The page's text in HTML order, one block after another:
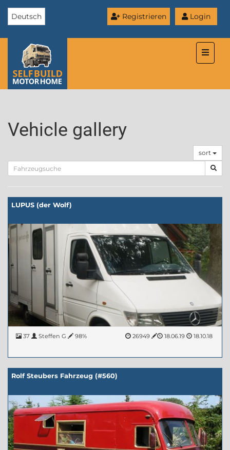
Login
Registrieren
Deutsch
Toggle
Vehicle gallery
sort
LUPUS (der Wolf)
37 18.10.18
Steffen G 18.06.19
98% 26949
Rolf Steubers Fahrzeug (#560)